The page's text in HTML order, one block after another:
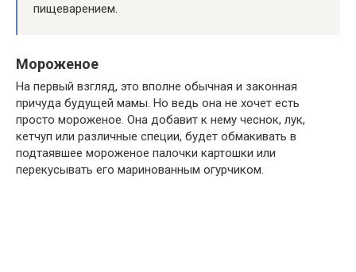
пищеварением.
Мороженое
На первый взгляд, это вполне обычная и законная
причуда будущей мамы. Но ведь она не хочет есть
просто мороженое. Она добавит к нему чеснок, лук,
кетчуп или различные специи, будет обмакивать в
подтаявшее мороженое палочки картошки или
перекусывать его маринованным огурчиком.